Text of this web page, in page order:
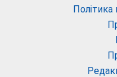
Політика